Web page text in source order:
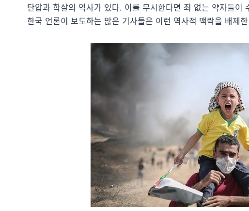
탄압과 학살의 역사가 있다. 이를 무시한다면 죄 없는 약자들
한국 언론이 보도하는 많은 기사들은 이런 역사적 맥락을 배제